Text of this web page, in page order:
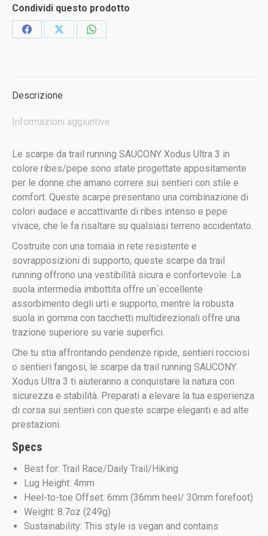
running
Condividi questo prodotto
CondividiCondividiCondividi
Descrizione
Informazioni aggiuntive
Le scarpe da trail running SAUCONY Xodus Ultra 3 in
colore ribes/pepe sono state progettate appositamente
per le donne che amano correre sui sentieri con stile e
comfort. Queste scarpe presentano una combinazione di
colori audace e accattivante di ribes intenso e pepe
vivace, che le fa risaltare su qualsiasi terreno accidentato.
Costruite con una tomaia in rete resistente e
sovrapposizioni di supporto, queste scarpe da trail
running offrono una vestibilità sicura e confortevole. La
suola intermedia imbottita offre un´eccellente
assorbimento degli urti e supporto, mentre la robusta
suola in gomma con tacchetti multidirezionali offre una
trazione superiore su varie superfici.
Che tu stia affrontando pendenze ripide, sentieri rocciosi
o sentieri fangosi, le scarpe da trail running SAUCONY
Xodus Ultra 3 ti aiuteranno a conquistare la natura con
sicurezza e stabilità. Preparati a elevare la tua esperienza
di corsa sui sentieri con queste scarpe eleganti e ad alte
prestazioni.
Specs
Best for: Trail Race/Daily Trail/Hiking
Lug Height: 4mm
Heel-to-toe Offset: 6mm (36mm heel/ 30mm forefoot)
Weight: 8.7oz (249g)
Sustainability: This style is vegan and contains